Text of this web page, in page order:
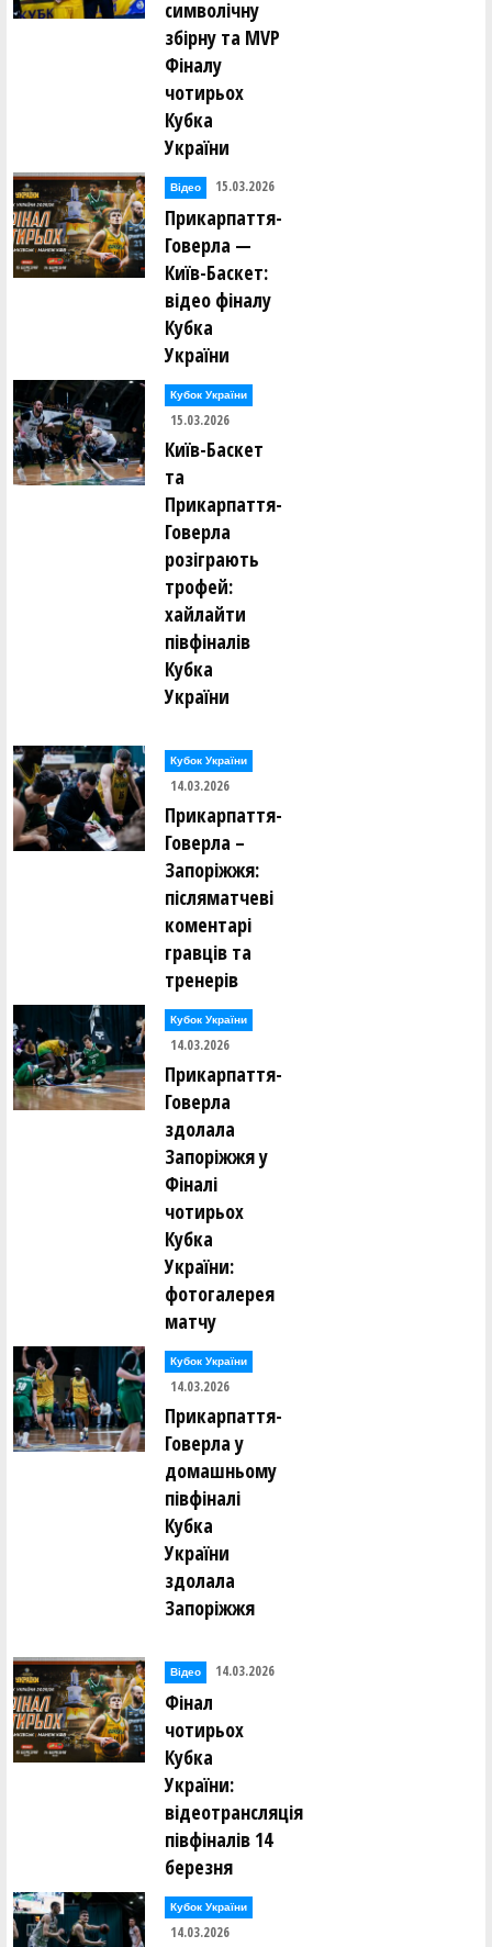
символічну
збірну та MVP
Фіналу
чотирьох
Кубка
України
Відео 15.03.2026
Прикарпаття-
Говерла —
Київ-Баскет:
відео фіналу
Кубка
України
Кубок України
15.03.2026
Київ-Баскет
та
Прикарпаття-
Говерла
розіграють
трофей:
хайлайти
півфіналів
Кубка
України
Кубок України
14.03.2026
Прикарпаття-
Говерла –
Запоріжжя:
післяматчеві
коментарі
гравців та
тренерів
Кубок України
14.03.2026
Прикарпаття-
Говерла
здолала
Запоріжжя у
Фіналі
чотирьох
Кубка
України:
фотогалерея
матчу
Кубок України
14.03.2026
Прикарпаття-
Говерла у
домашньому
півфіналі
Кубка
України
здолала
Запоріжжя
Відео 14.03.2026
Фінал
чотирьох
Кубка
України:
відеотрансляція
півфіналів 14
березня
Кубок України
14.03.2026